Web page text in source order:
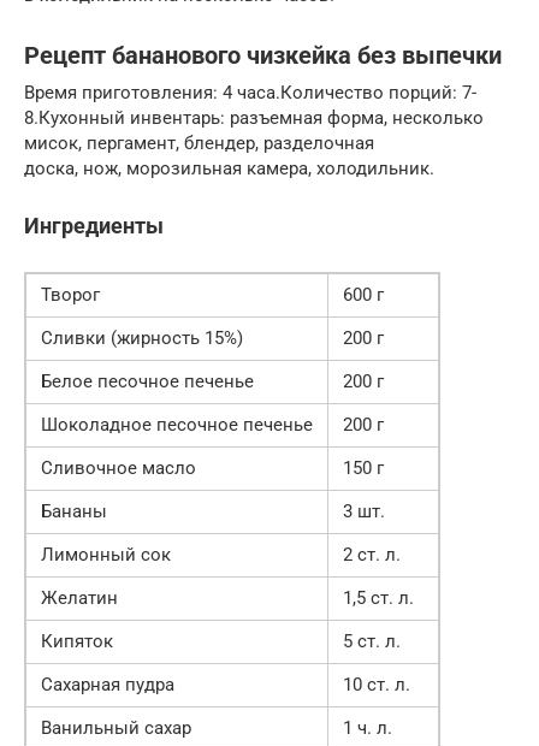
Рецепт бананового чизкейка без выпечки
Время приготовления: 4 часа.Количество порций: 7-
8.Кухонный инвентарь: разъемная форма, несколько
мисок, пергамент, блендер, разделочная
доска, нож, морозильная камера, холодильник.
Ингредиенты
Творог
600 г
Сливки (жирность 15%)
200 г
Белое песочное печенье
200 г
Шоколадное песочное печенье
200 г
Сливочное масло
150 г
Бананы
3 шт.
Лимонный сок
2 ст. л.
Желатин
1,5 ст. л.
Кипяток
5 ст. л.
Сахарная пудра
10 ст. л.
Ванильный сахар
1 ч. л.